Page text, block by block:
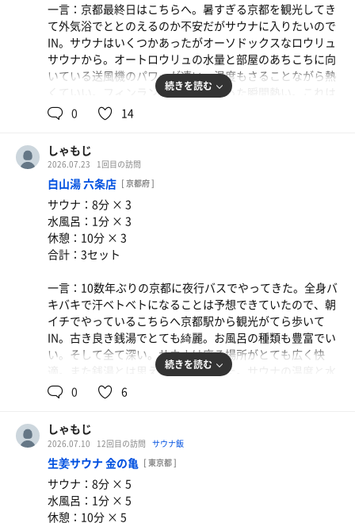
一言：京都最終日はこちらへ。暑すぎる京都を観光してき
て外気浴でととのえるのか不安だがサウナに入りたいので
IN。サウナはいくつかあったがオーソドックスなロウリュ
サウナから。オートロウリュの水量と部屋のあちこちに向
いている送風機のパワーが凄い。温度もさることながら熱
くていい。フィンランドサウナも入った瞬間熱い。これは
時間になれば優秀なサ守達がバンバンロウリュしているか
らだろう。「ロウリュいいですか？」が関東圏では言い出
しにくいのか消極的な気がする。それ故に関東だとぬるい
事も多いが、これはさすが関西といったところ。水風呂で
キンキンに冷やして屋上に行くととても涼しい。先程まで
の暑さは何だったのかと思うほどである。しっかりととの
いました。
京都を訪れた際にはまたイキタイ！
続きを読む
0 14
しゃもじ
2026.07.23 1回目の訪問
白山湯 六条店 [ 京都府 ]
サウナ：8分 × 3
水風呂：1分 × 3
休憩：10分 × 3
合計：3セット
一言：10数年ぶりの京都に夜行バスでやってきた。全身バ
キバキで汗ベトベトになることは予想できていたので、朝
イチでやっているこちらへ京都駅から観光がてら歩いて
IN。古き良き銭湯でとても綺麗。お風呂の種類も豊富でい
い。そして全て深い。サウナは座る場所がとても広く快
適。また銭湯とは思えぬ広さで驚いた。サウナの温度と水
風呂のバランスがよき。ととのい椅子も豊富で良くととの
えました。地元のおじさんが声をかけてくれて関西弁に触
れられてちょっと感激。
いいスタートを切れました。
続きを読む
0 6
しゃもじ
2026.07.10 12回目の訪問 サウナ飯
生姜サウナ 金の亀 [ 東京都 ]
サウナ：8分 × 5
水風呂：1分 × 5
休憩：10分 × 5